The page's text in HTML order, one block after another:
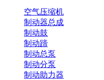
空气压缩机
制动器总成
制动鼓
制动蹄
制动总泵
制动分泵
制动助力器